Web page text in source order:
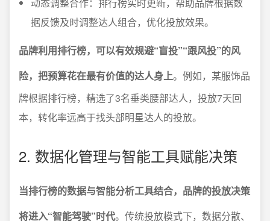
据反馈及时调整达人组合，优化投放效果。
品牌利用排行榜，可以有效规避“盲投”“跟风投”的风
险，把预算花在最有价值的达人身上。例如，某服饰品
牌根据排行榜，精选了3名垂类腰部达人，投放7天回
本，转化率远高于找头部明星达人的投放。
2. 数据化管理与智能工具赋能决策
当排行榜的数据与智能分析工具结合，品牌的投放决策
将进入“智能驾驶”时代。传统投放模式下，数据分散、